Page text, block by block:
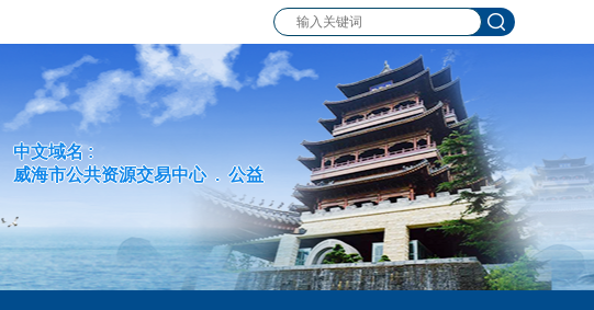
中文域名 :
威海市公共资源交易中心 . 公益